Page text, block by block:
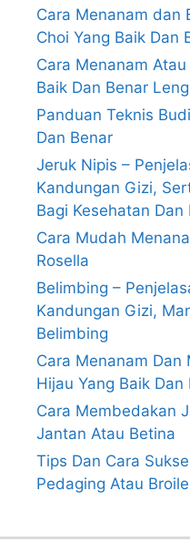
Cara Menanam dan
Choi Yang Baik Dan
Cara Menanam
Baik Dan Benar
Panduan Teknis
Dan Benar
Jeruk Nipis –
Kandungan Gizi,
Bagi Kesehatan Dan
Cara Mudah
Rosella
Belimbing –
Kandungan Gizi,
Belimbing
Cara Menanam
Hijau Yang Baik Dan
Cara Membedakan
Jantan Atau Betina
Tips Dan Cara
Pedaging Atau